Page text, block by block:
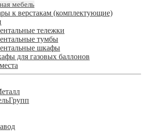
мебель
к верстакам (комплектующие)
тележки
тумбы
шкафы
для газовых баллонов